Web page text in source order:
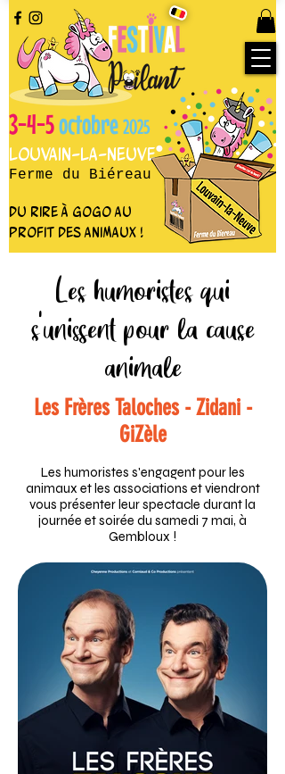
Louvain-la-Neuve
Ferme du Biéreau
du rire à gogo au
profit des animaux !
3-4-5octobre2025
Les humoristes qui
s'unissent pour la cause
animale
Les Frères Taloches - Zidani -
GiZèle
Les humoristes s'engagent pour les
animaux et les associations et viendront
vous présenter leur spectacle durant la
journée et soirée du samedi 7 mai, à
Gembloux !